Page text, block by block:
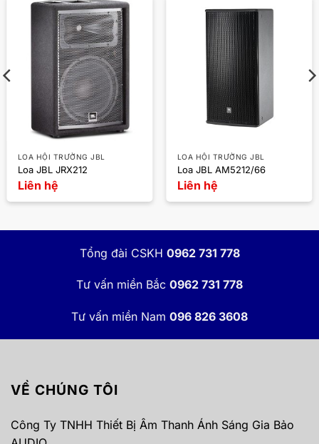
LOA HỘI TRƯỜNG JBL
Loa JBL JRX212
Liên hệ
LOA HỘI TRƯỜNG JBL
Loa JBL AM5212/66
Liên hệ
Tổng đài CSKH 0962 731 778
Tư vấn miền Bắc 0962 731 778
Tư vấn miền Nam 096 826 3608
VỀ CHÚNG TÔI
Công Ty TNHH Thiết Bị Âm Thanh Ánh Sáng Gia Bảo